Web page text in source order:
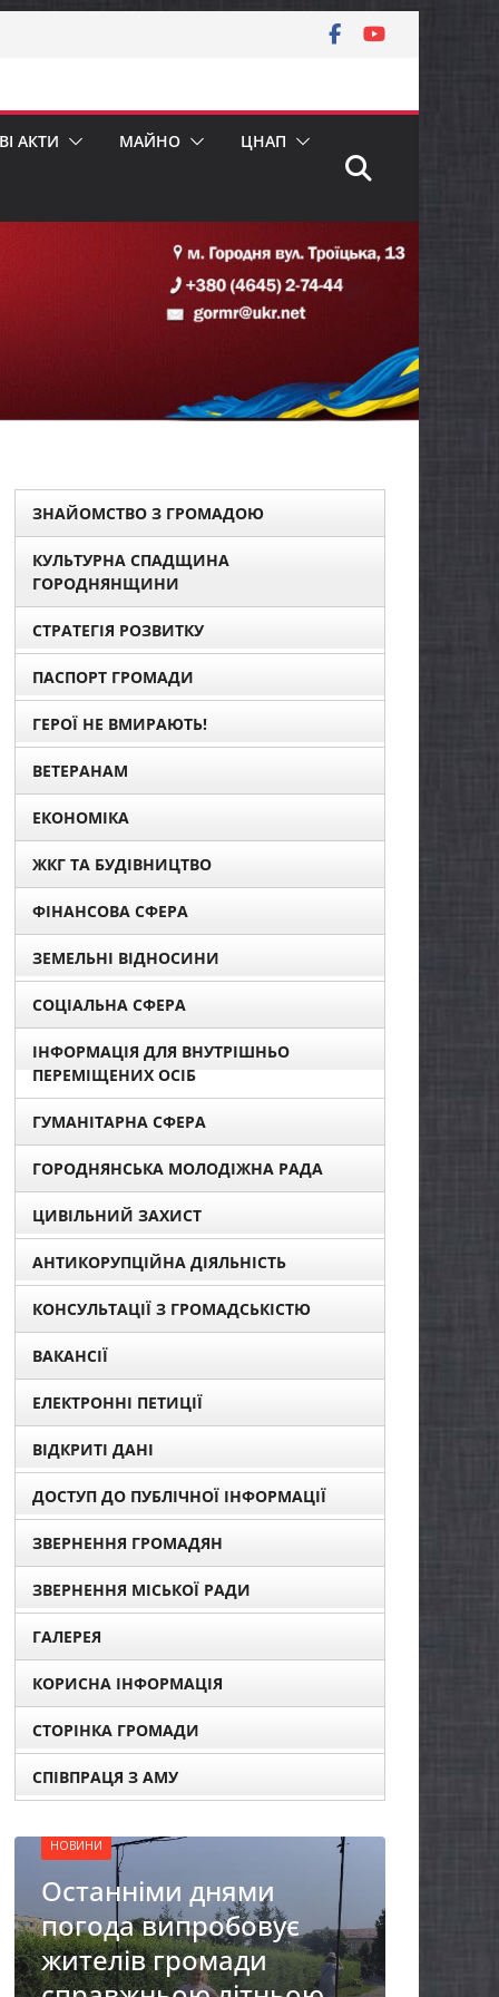
АКТИ МАЙНО ЦНАП
ЗНАЙОМСТВО З ГРОМАДОЮ
КУЛЬТУРНА СПАДЩИНА
ГОРОДНЯНЩИНИ
СТРАТЕГІЯ РОЗВИТКУ
ПАСПОРТ ГРОМАДИ
ГЕРОЇ НЕ ВМИРАЮТЬ!
ВЕТЕРАНАМ
ЕКОНОМІКА
ЖКГ ТА БУДІВНИЦТВО
ФІНАНСОВА СФЕРА
ЗЕМЕЛЬНІ ВІДНОСИНИ
СОЦІАЛЬНА СФЕРА
ІНФОРМАЦІЯ ДЛЯ ВНУТРІШНЬО
ПЕРЕМІЩЕНИХ ОСІБ
ГУМАНІТАРНА СФЕРА
ГОРОДНЯНСЬКА МОЛОДІЖНА РАДА
ЦИВІЛЬНИЙ ЗАХИСТ
АНТИКОРУПЦІЙНА ДІЯЛЬНІСТЬ
КОНСУЛЬТАЦІЇ З ГРОМАДСЬКІСТЮ
ВАКАНСІЇ
ЕЛЕКТРОННІ ПЕТИЦІЇ
ВІДКРИТІ ДАНІ
ДОСТУП ДО ПУБЛІЧНОЇ ІНФОРМАЦІЇ
ЗВЕРНЕННЯ ГРОМАДЯН
ЗВЕРНЕННЯ МІСЬКОЇ РАДИ
ГАЛЕРЕЯ
КОРИСНА ІНФОРМАЦІЯ
СТОРІНКА ГРОМАДИ
СПІВПРАЦЯ З АМУ
Оголошення про
прийом документів для
присудження Премії
Кабінету Міністрів
України за вагомий
внесок у забезпечення
енергетичної стійкості